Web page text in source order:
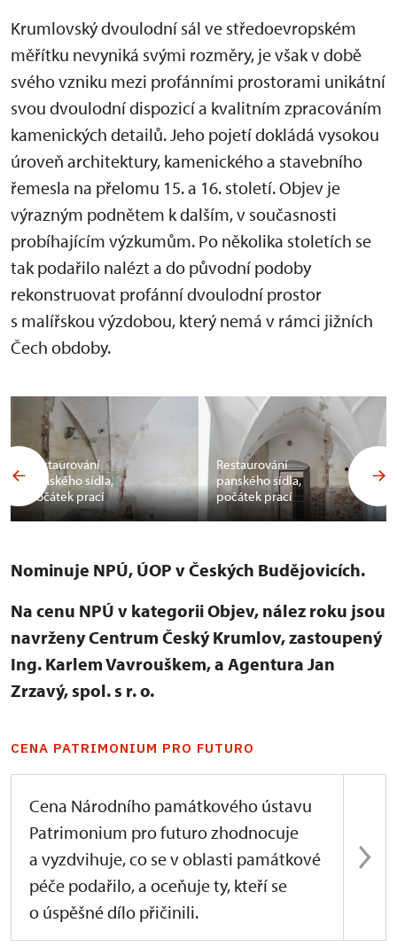
Krumlovský dvoulodní sál ve středoevropském
měřítku nevyniká svými rozměry, je však v době
svého vzniku mezi profánními prostorami unikátní
svou dvoulodní dispozicí a kvalitním zpracováním
kamenických detailů. Jeho pojetí dokládá vysokou
úroveň architektury, kamenického a stavebního
řemesla na přelomu 15. a 16. století. Objev je
výrazným podnětem k dalším, v současnosti
probíhajícím výzkumům. Po několika stoletích se
tak podařilo nalézt a do původní podoby
rekonstruovat profánní dvoulodní prostor
s malířskou výzdobou, který nemá v rámci jižních
Čech obdoby.
Restaurování
panského sídla,
počátek prací
Restaurování
panského sídla,
počátek prací
Nominuje NPÚ, ÚOP v Českých Budějovicích.
Na cenu NPÚ v kategorii Objev, nález roku jsou
navrženy Centrum Český Krumlov, zastoupený
Ing. Karlem Vavrouškem, a Agentura Jan
Zrzavý, spol. s r. o.
CENA PATRIMONIUM PRO FUTURO
Cena Národního památkového ústavu
Patrimonium pro futuro zhodnocuje
a vyzdvihuje, co se v oblasti památkové
péče podařilo, a oceňuje ty, kteří se
o úspěšné dílo přičinili.